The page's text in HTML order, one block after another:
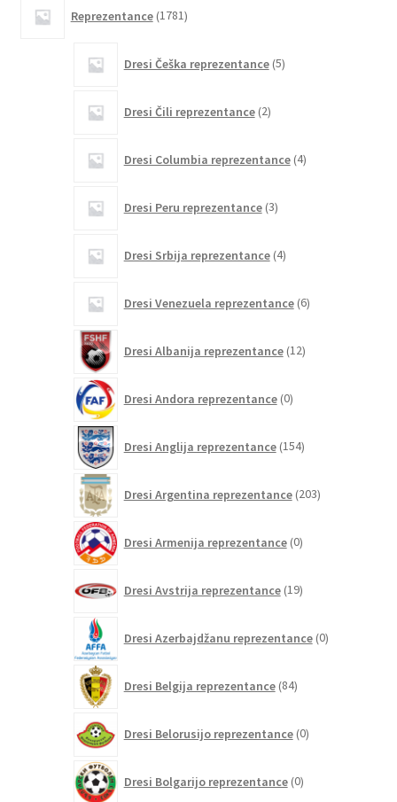
Reprezentance 1781izdelkov
Dresi Češka reprezentance 5izdelkov
Dresi Čili reprezentance 2izdelka
Dresi Columbia reprezentance 4izdelki
Dresi Peru reprezentance 3izdelki
Dresi Srbija reprezentance 4izdelki
Dresi Venezuela reprezentance 6izdelkov
Dresi Albanija reprezentance 12izdelkov
Dresi Andora reprezentance 0izdelkov
Dresi Anglija reprezentance 154izdelkov
Dresi Argentina reprezentance 203izdelki
Dresi Armenija reprezentance 0izdelkov
Dresi Avstrija reprezentance 19izdelkov
Dresi Azerbajdžanu reprezentance 0izdelkov
Dresi Belgija reprezentance 84izdelkov
Dresi Belorusijo reprezentance 0izdelkov
Dresi Bolgarijo reprezentance 0izdelkov